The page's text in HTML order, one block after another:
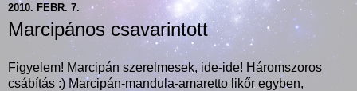
2010. FEBR. 7.
Marcipános csavarintott
Figyelem! Marcipán szerelmesek, ide-ide! Háromszoros
csábítás :) Marcipán-mandula-amaretto likőr egyben,